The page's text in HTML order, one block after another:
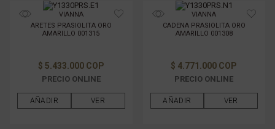
VIANNA
ARETES PRASIOLITA ORO
AMARILLO 001315
$ 5.433.000 COP
PRECIO ONLINE
AÑADIR VER
VIANNA
CADENA PRASIOLITA ORO
AMARILLO 001308
$ 4.771.000 COP
PRECIO ONLINE
AÑADIR VER